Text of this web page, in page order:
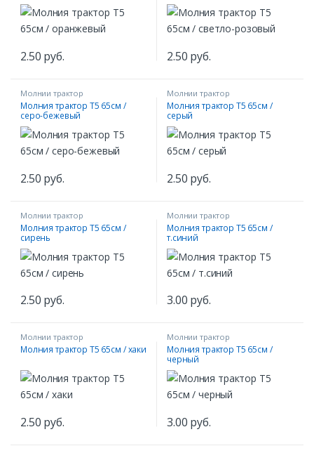
2.50 руб. 2.50 руб.
Молнии трактор
Молния трактор Т5 65см /
серо-бежевый
2.50 руб.
Молнии трактор
Молния трактор Т5 65см /
серый
2.50 руб.
Молнии трактор
Молния трактор Т5 65см /
сирень
2.50 руб.
Молнии трактор
Молния трактор Т5 65см /
т.синий
3.00 руб.
Молнии трактор
Молния трактор Т5 65см / хаки
2.50 руб.
Молнии трактор
Молния трактор Т5 65см /
черный
3.00 руб.